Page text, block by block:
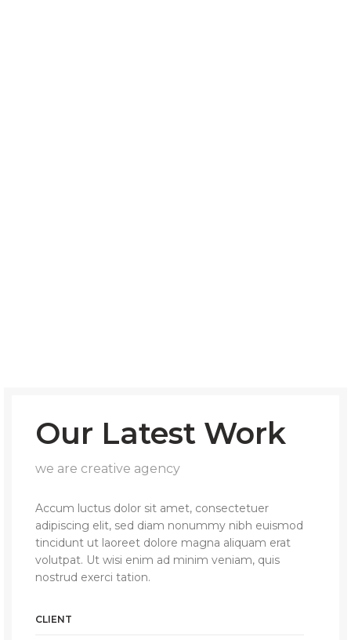
Our Latest Work
we are creative agency
Accum luctus dolor sit amet, consectetuer
adipiscing elit, sed diam nonummy nibh euismod
tincidunt ut laoreet dolore magna aliquam erat
volutpat. Ut wisi enim ad minim veniam, quis
nostrud exerci tation.
CLIENT